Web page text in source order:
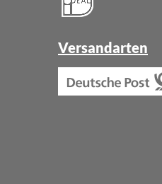
Versandarten